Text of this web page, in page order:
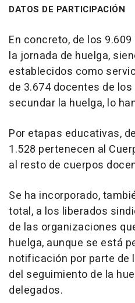
DATOS DE PARTICIPACIÓN
En concreto, de los
la jornada de huelga,
establecidos como
de 3.674 docentes de
secundar la huelga, lo
Por etapas educativas,
1.528 pertenecen al
al resto de cuerpos
Se ha incorporado,
total, a los liberados
de las organizaciones
huelga, aunque se está
notificación por parte de
del seguimiento de la
delegados.